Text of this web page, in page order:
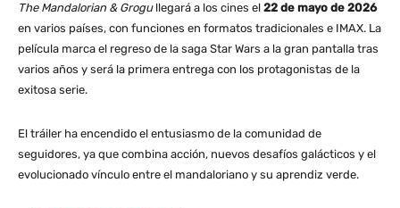
The Mandalorian & Grogullegará a los cines el 22 de mayo de 2026
en varios países, con funciones en formatos tradicionales e IMAX. La
película marca el regreso de la saga Star Wars a la gran pantalla tras
varios años y será la primera entrega con los protagonistas de la
exitosa serie.
El tráiler ha encendido el entusiasmo de la comunidad de
seguidores, ya que combina acción, nuevos desafíos galácticos y el
evolucionado vínculo entre el mandaloriano y su aprendiz verde.